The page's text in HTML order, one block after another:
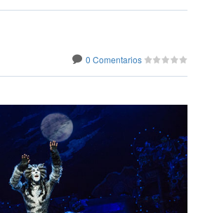
0 Comentarios